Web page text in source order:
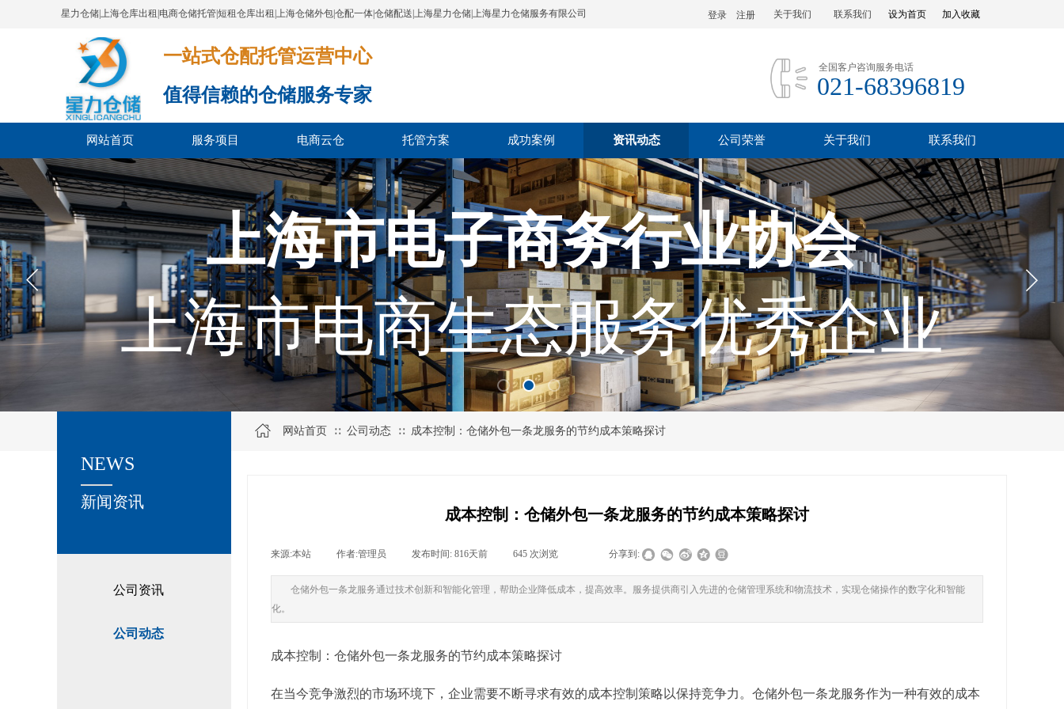
星力仓储|上海仓库出租|电商仓储托管|短租仓库出租|上海仓储外包|仓配一体|仓储配送|上海星力仓储|上海星力仓储服务有限公司 设为首页 加入收藏
登录 注册 联系我们
关于我们
一站式仓配托管运营中心​​​​​​​​​​​​​​​​​
值得信赖的仓储服务专家
全国客户咨询服务电话
021-68396819
网站首页 服务项目 电商云仓 托管方案 成功案例 资讯动态 公司荣誉 关于我们 联系我们
上海市电子商务行业协会
上海市电商生态服务优秀企业
公司资讯
公司动态
关于我们
新闻资讯
NEWS
网站首页 ∷ 公司动态 ∷ 成本控制：仓储外包一条龙服务的节约成本策略探讨
成本控制：仓储外包一条龙服务的节约成本策略探讨
来源:本站 作者:管理员 发布时间: 816天前 645 次浏览 分享到:
仓储外包一条龙服务通过技术创新和智能化管理，帮助企业降低成本，提高效率。服务提供商引入先进的仓储管理系统和物流技术，实现仓储操作的数字化和智能
化。
成本控制：仓储外包一条龙服务的节约成本策略探讨
在当今竞争激烈的市场环境下，企业需要不断寻求有效的成本控制策略以保持竞争力。仓储外包一条龙服务作为一种有效的成本